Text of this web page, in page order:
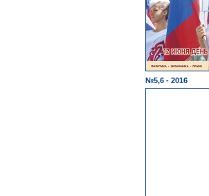
№5,6 - 2016